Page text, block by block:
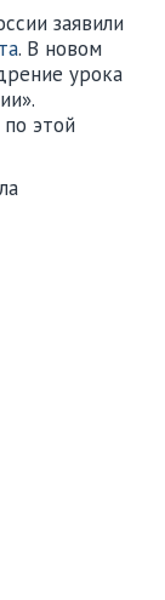
заявили
. В новом
урока
этой